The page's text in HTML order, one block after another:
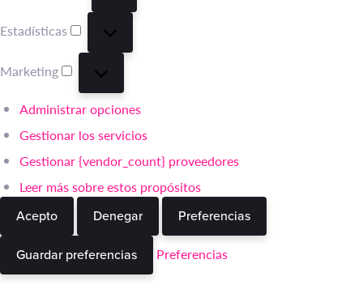
Estadísticas
Marketing
Administrar opciones
Gestionar los servicios
Gestionar {vendor_count} proveedores
Leer más sobre estos propósitos
Acepto
Denegar Preferencias
Guardar preferencias
Preferencias